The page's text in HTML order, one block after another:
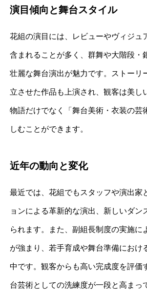
演目傾向と舞台スタイル
花組の演目には、レビューやヴィジュ
含まれることが多く、群舞や大階段・
壮麗な舞台演出が魅力です。ストーリ
立させた作品も上演され、観客は美し
物語だけでなく「舞台美術・衣装の芸
しむことができます。
近年の動向と変化
最近では、花組でもスタッフや演出家
ョンによる革新的な演出、新しいダン
られます。また、副組長制度の実施に
が強まり、若手育成や舞台準備におけ
中です。観客からも高い完成度を評価
台芸術としての洗練度が一段と高まっ